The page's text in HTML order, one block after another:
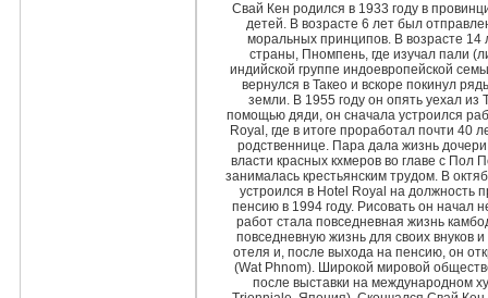
Свай Кен родился в 1933 году в
детей. В возрасте 6 лет был
моральных принципов. В возрасте 14
страны, Пномпень, где изучал пали
индийской группе индоевропейской
вернулся в Такео и вскоре покинул
земли. В 1955 году он опять уехал
помощью дяди, он сначала устроился
Royal, где в итоге проработал почти 40
родственнице. Пара дала жизнь
власти красных кхмеров во главе с Пол
занималась крестьянским трудом. В
устроился в Hotel Royal на должность
пенсию в 1994 году. Рисовать он начал
работ стала повседневная жизнь
повседневную жизнь для своих внуков
отеля и, после выхода на пенсию, он
(Wat Phnom). Широкой мировой
после выставки на международном